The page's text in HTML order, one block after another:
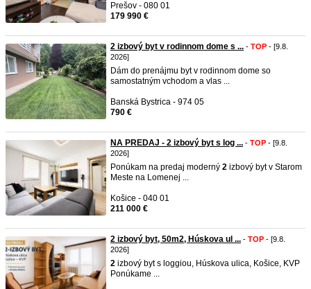
Prešov - 080 01
179 990 €
2 izbový byt v rodinnom dome s ... - TOP - [9.8.
2026]
Dám do prenájmu byt v rodinnom dome so
samostatným vchodom a vlas ...
Banská Bystrica - 974 05
790 €
NA PREDAJ - 2 izbový byt s log ... - TOP - [9.8.
2026]
Ponúkam na predaj moderný 2 izbový byt v Starom
Meste na Lomenej ...
Košice - 040 01
211 000 €
2 izbový byt, 50m2, Húskova ul ... - TOP - [9.8.
2026]
2 izbový byt s loggiou, Húskova ulica, Košice, KVP
Ponúkame ...